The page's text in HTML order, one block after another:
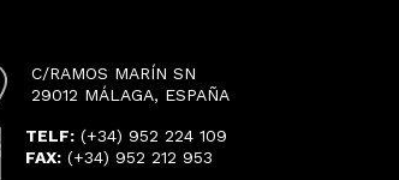
C/RAMOS MARÍN SN
29012 MÁLAGA, ESPAÑA
TELF:(+34) 952 224 109
FAX:(+34) 952 212 953